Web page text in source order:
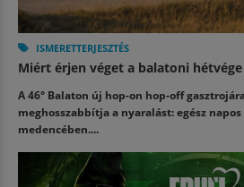
ISMERETTERJESZTÉS
Miért érjen véget a balatoni
A 46° Balaton új hop-on hop-off
meghosszabbítja a nyaralást: egész
medencében....